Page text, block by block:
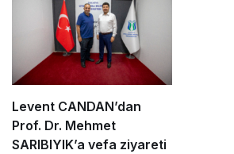
Levent CANDAN’dan
Prof. Dr. Mehmet
SARIBIYIK’a vefa ziyareti